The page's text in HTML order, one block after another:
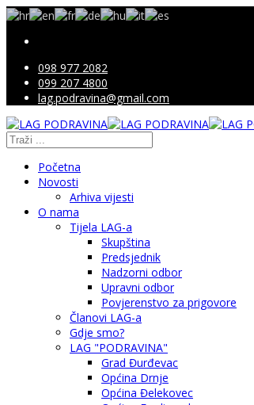
098 977 2082
099 207 4800
lag.podravina@gmail.com
Početna
Novosti
Arhiva vijesti
O nama
Tijela LAG-a
Skupština
Predsjednik
Nadzorni odbor
Upravni odbor
Povjerenstvo za prigovore
Članovi LAG-a
Gdje smo?
LAG "PODRAVINA"
Grad Đurđevac
Općina Drnje
Općina Đelekovec